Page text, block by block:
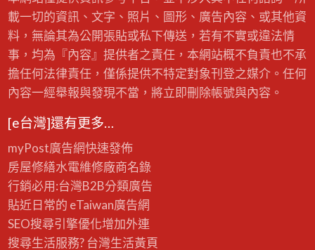
載一切的資訊、文字、照片、圖形、廣告內容、或其他資
料，無論其為公開張貼或私下傳送，若有不實或違法情
事，均為『內容』提供者之責任，本網站概不負責也不承
擔任何法律責任，僅係提供不特定對象刊登之媒介。任何
內容一經舉報與發現不當，將立即刪除帳號與內容。
[e台灣]還有更多…
myPost廣告網快速發佈
房屋修繕水電維修廠商名錄
行銷必用:台灣B2B分類廣告
貼近日常的 eTaiwan廣告網
SEO搜尋引擎優化增加外連
搜尋生活服務? 台灣生活黃頁